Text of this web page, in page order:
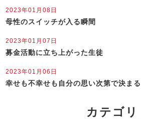
2023年01月08日
母性のスイッチが入る瞬間
2023年01月07日
募金活動に立ち上がった生徒
2023年01月06日
幸せも不幸せも自分の思い次第で決まる
カテゴリ